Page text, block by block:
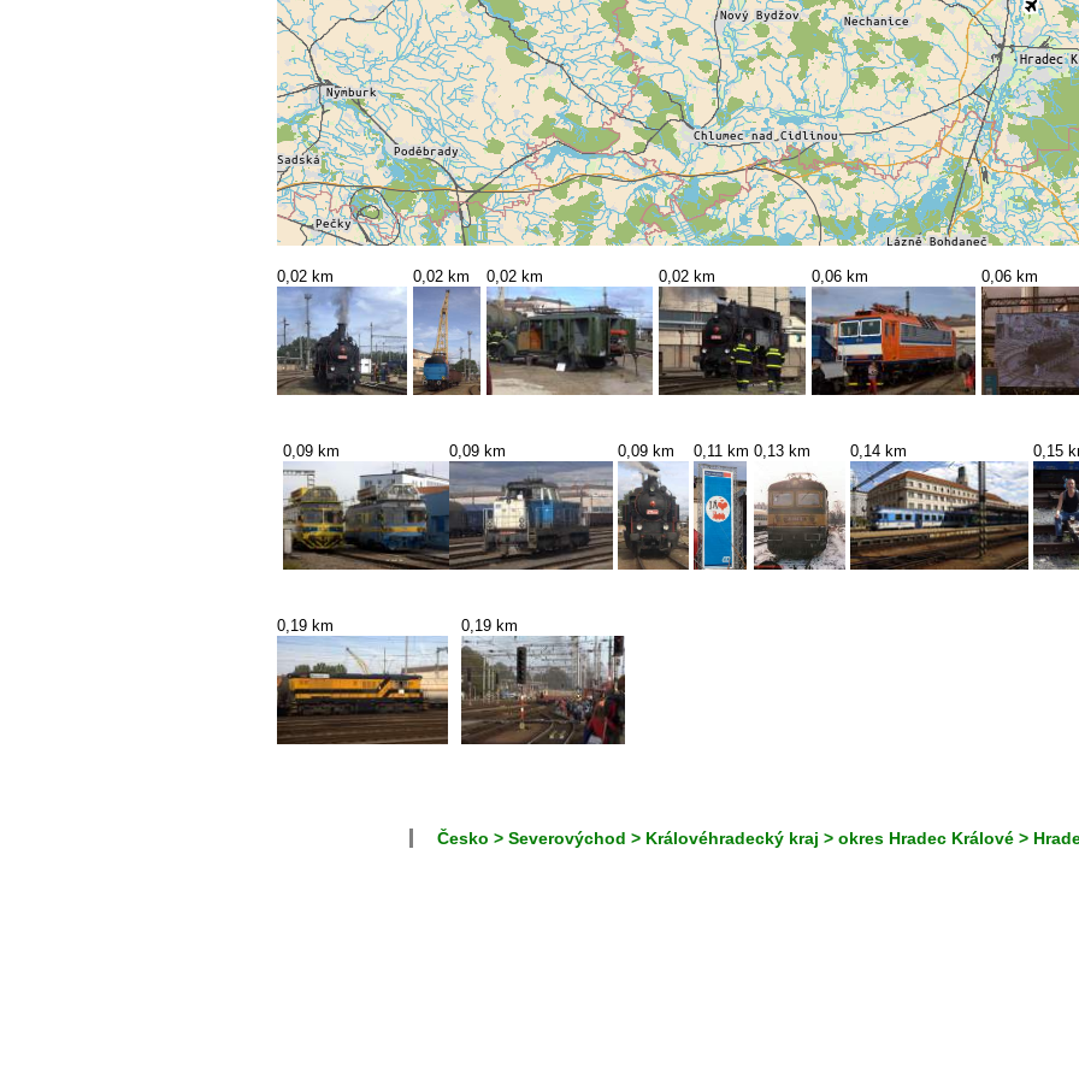
0,02 km 0,02 km 0,02 km 0,02 km 0,06 km 0,06 km
0,09 km 0,09 km 0,09 km 0,11 km 0,13 km 0,14 km 0,15
0,19 km 0,19 km
Česko > Severovýchod > Královéhradecký kraj > okres Hradec Králové >